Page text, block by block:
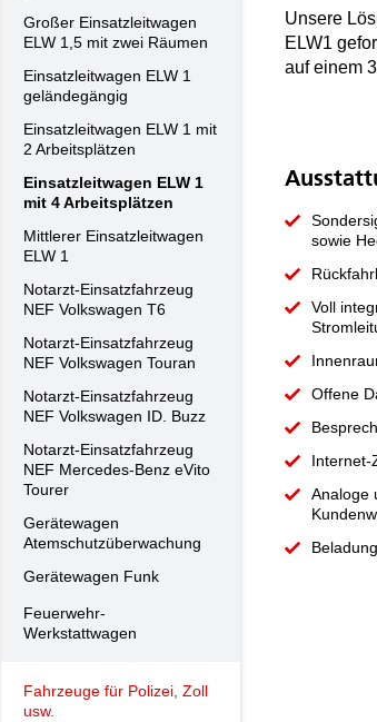
Großer Einsatzleitwagen
ELW 1,5 mit zwei Räumen
Einsatzleitwagen ELW 1
geländegängig
Einsatzleitwagen ELW 1 mit
2 Arbeitsplätzen
Einsatzleitwagen ELW 1
mit 4 Arbeitsplätzen
Mittlerer Einsatzleitwagen
ELW 1
Notarzt-Einsatzfahrzeug
NEF Volkswagen T6
Notarzt-Einsatzfahrzeug
NEF Volkswagen Touran
Notarzt-Einsatzfahrzeug
NEF Volkswagen ID. Buzz
Notarzt-Einsatzfahrzeug
NEF Mercedes-Benz eVito
Tourer
Gerätewagen
Atemschutzüberwachung
Gerätewagen Funk
Feuerwehr-
Werkstattwagen
Fahrzeuge für Polizei, Zoll
usw.
Unsere
ELW1
auf einem
sowie
Voll
Offene
Internet-
Analoge